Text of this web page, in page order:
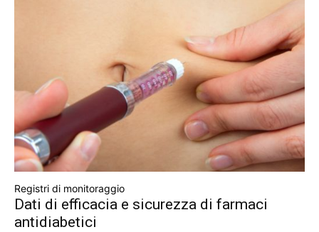
Registri di monitoraggio
Dati di efficacia e sicurezza di farmaci
antidiabetici